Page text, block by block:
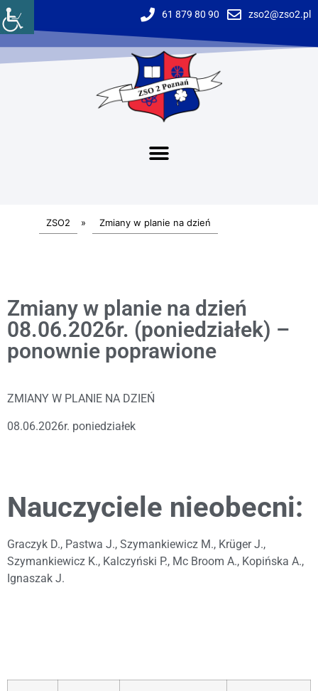
61 879 80 90 zso2@zso2.pl
ZSO2 » Zmiany w planie na dzień
Zmiany w planie na dzień
08.06.2026r. (poniedziałek) –
ponownie poprawione
ZMIANY W PLANIE NA DZIEŃ
08.06.2026r. poniedziałek
Nauczyciele nieobecni:
Graczyk D., Pastwa J., Szymankiewicz M., Krüger J.,
Szymankiewicz K., Kalczyński P., Mc Broom A., Kopińska A.,
Ignaszak J.